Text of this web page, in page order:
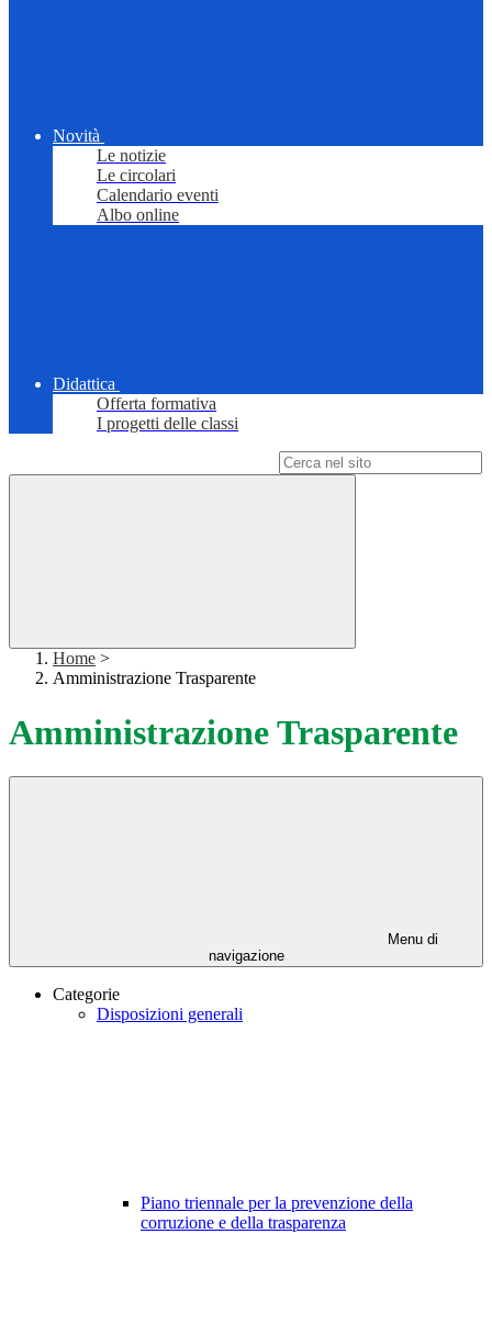
Novità
Le notizie
Le circolari
Calendario eventi
Albo online
Didattica
Offerta formativa
I progetti delle classi
Home >
Amministrazione Trasparente
Amministrazione Trasparente
Menu di
navigazione
Categorie
Disposizioni generali
Piano triennale per la prevenzione della
corruzione e della trasparenza